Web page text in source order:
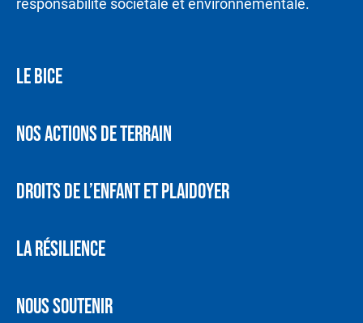
responsabilité sociétale et environnementale.
LE BICE
NOS ACTIONS DE TERRAIN
DROITS DE L’ENFANT ET PLAIDOYER
LA RÉSILIENCE
NOUS SOUTENIR